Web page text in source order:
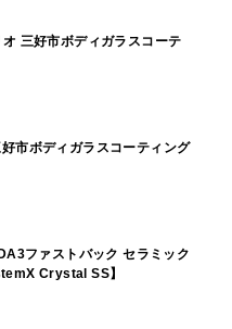
三好市ボディガラスコーテ
市ボディガラスコーティング
ファストバック セラミック
Crystal SS】